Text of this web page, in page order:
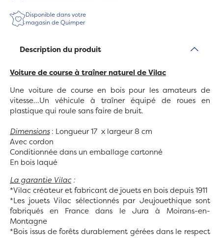
Disponible dans votre
magasin de Quimper
Description du produit
Voiture de course à traîner naturel de Vilac
Une voiture de course en bois pour les amateurs de
vitesse...Un véhicule à traîner équipé de roues en
plastique qui roule sans faire de bruit.
Dimensions: Longueur 17 x largeur 8 cm
Avec cordon
Conditionnée dans un emballage cartonné
En bois laqué
La garantie Vilac:
*Vilac créateur et fabricant de jouets en bois depuis 1911
*Les jouets Vilac sélectionnés par Jeujouethique sont
fabriqués en France dans le Jura à Moirans-en-
Montagne
*Bois issus de forêts durablement gérées dans le respect